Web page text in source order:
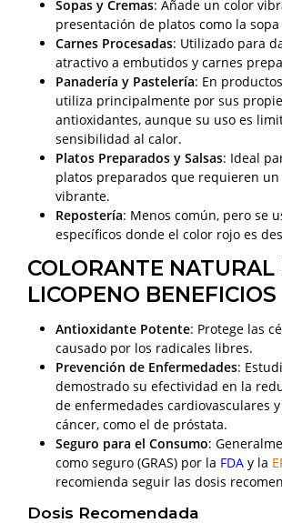
Sopas y Cremas: Añade un color
presentación de platos como la
Carnes Procesadas: Utilizado para
atractivo a embutidos y carnes
Panadería y Pastelería: En
utiliza principalmente por sus
antioxidantes, aunque su uso es
sensibilidad al calor.
Platos Preparados y Salsas: Ideal
platos preparados que requieren
vibrante.
Repostería: Menos común, pero se
específicos donde el color rojo es
COLORANTE NATURAL
LICOPENO BENEFICIOS
Antioxidante Potente: Protege las
causado por los radicales libres.
Prevención de Enfermedades:
demostrado su efectividad en la
de enfermedades cardiovasculares
cáncer, como el de próstata.
Seguro para el Consumo:
como seguro (GRAS) por la FDAy la
recomienda seguir las dosis
Dosis Recomendada